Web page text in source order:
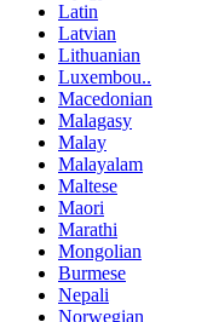
Latin
Latvian
Lithuanian
Luxembou..
Macedonian
Malagasy
Malay
Malayalam
Maltese
Maori
Marathi
Mongolian
Burmese
Nepali
Norwegian